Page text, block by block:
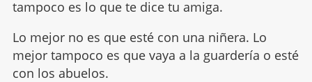
tampoco es lo que te dice tu amiga.
Lo mejor no es que esté con una niñera. Lo
mejor tampoco es que vaya a la guardería o esté
con los abuelos.